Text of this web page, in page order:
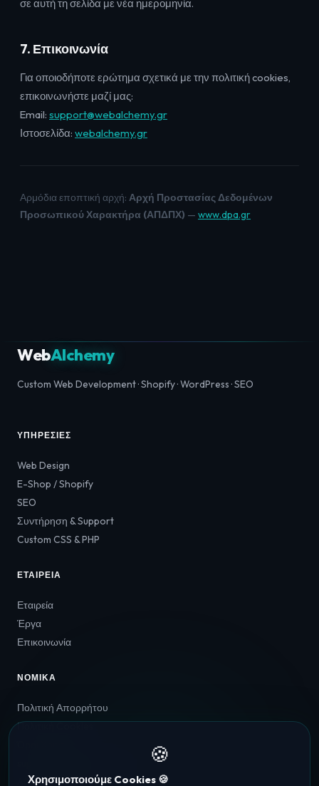
σε αυτή τη σελίδα με νέα ημερομηνία.
7. Επικοινωνία
Για οποιοδήποτε ερώτημα σχετικά με την πολιτική cookies,
επικοινωνήστε μαζί μας:
Email: support@webalchemy.gr
Ιστοσελίδα: webalchemy.gr
Αρμόδια εποπτική αρχή: Αρχή Προστασίας Δεδομένων
Προσωπικού Χαρακτήρα (ΑΠΔΠΧ) — www.dpa.gr
WebAlchemy
Custom Web Development · Shopify · WordPress · SEO
ΥΠΗΡΕΣΊΕΣ
Web Design
E-Shop / Shopify
SEO
Συντήρηση & Support
Custom CSS & PHP
ΕΤΑΙΡΕΊΑ
Εταιρεία
Έργα
Επικοινωνία
ΝΟΜΙΚΆ
Πολιτική Απορρήτου
Πολιτική Cookies
Αθήνα, Ελλάδα
🍪
Χρησιμοποιούμε Cookies 🍪